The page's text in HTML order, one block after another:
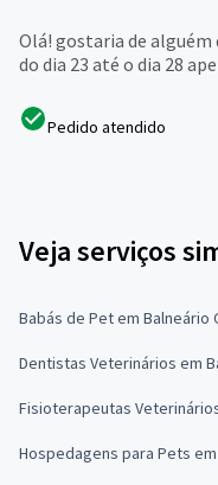
Olá! gostaria de
do dia 23 até o dia 28
Pedido atendido
Veja serviços
Babás de Pet em Balneário
Dentistas Veterinários em
Fisioterapeutas
Hospedagens para Pets